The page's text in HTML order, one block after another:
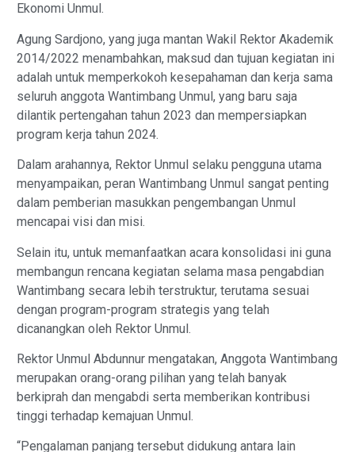
Ekonomi Unmul.
Agung Sardjono, yang juga mantan Wakil Rektor Akademik
2014/2022 menambahkan, maksud dan tujuan kegiatan ini
adalah untuk memperkokoh kesepahaman dan kerja sama
seluruh anggota Wantimbang Unmul, yang baru saja
dilantik pertengahan tahun 2023 dan mempersiapkan
program kerja tahun 2024.
Dalam arahannya, Rektor Unmul selaku pengguna utama
menyampaikan, peran Wantimbang Unmul sangat penting
dalam pemberian masukkan pengembangan Unmul
mencapai visi dan misi.
Selain itu, untuk memanfaatkan acara konsolidasi ini guna
membangun rencana kegiatan selama masa pengabdian
Wantimbang secara lebih terstruktur, terutama sesuai
dengan program-program strategis yang telah
dicanangkan oleh Rektor Unmul.
Rektor Unmul Abdunnur mengatakan, Anggota Wantimbang
merupakan orang-orang pilihan yang telah banyak
berkiprah dan mengabdi serta memberikan kontribusi
tinggi terhadap kemajuan Unmul.
“Pengalaman panjang tersebut didukung antara lain